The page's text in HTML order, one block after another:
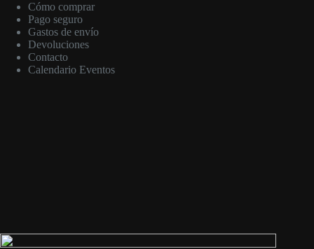
Cómo comprar
Pago seguro
Gastos de envío
Devoluciones
Contacto
Calendario Eventos